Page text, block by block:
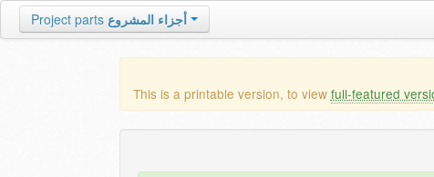
Project parts أجزاء المشروع
This is a printable version, to view full-featured